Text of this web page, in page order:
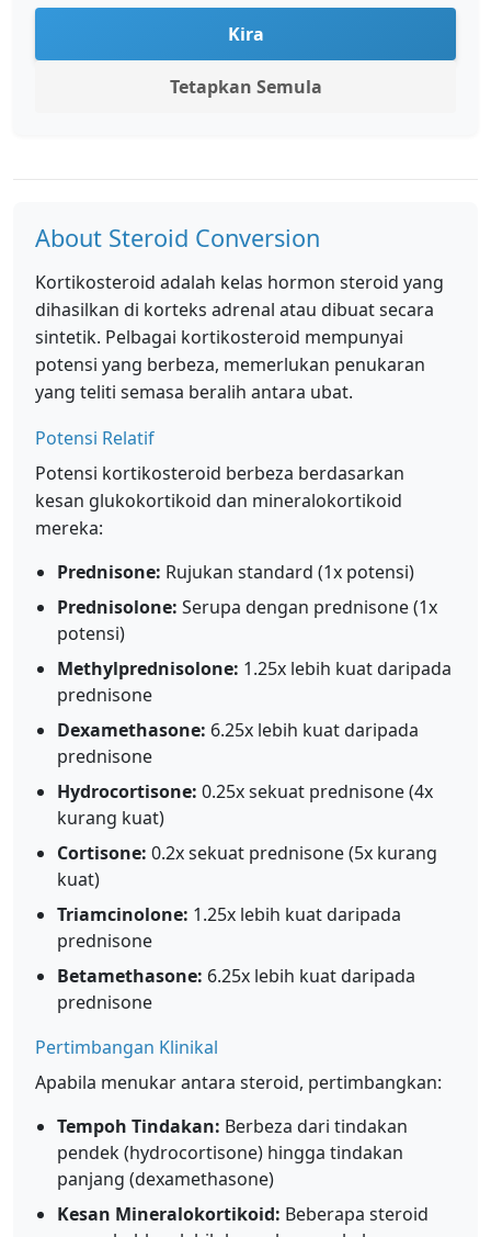
Kira
Tetapkan Semula
About Steroid Conversion
Kortikosteroid adalah kelas hormon steroid yang
dihasilkan di korteks adrenal atau dibuat secara
sintetik. Pelbagai kortikosteroid mempunyai
potensi yang berbeza, memerlukan penukaran
yang teliti semasa beralih antara ubat.
Potensi Relatif
Potensi kortikosteroid berbeza berdasarkan
kesan glukokortikoid dan mineralokortikoid
mereka:
Prednisone: Rujukan standard (1x potensi)
Prednisolone: Serupa dengan prednisone (1x
potensi)
Methylprednisolone: 1.25x lebih kuat daripada
prednisone
Dexamethasone: 6.25x lebih kuat daripada
prednisone
Hydrocortisone: 0.25x sekuat prednisone (4x
kurang kuat)
Cortisone: 0.2x sekuat prednisone (5x kurang
kuat)
Triamcinolone: 1.25x lebih kuat daripada
prednisone
Betamethasone: 6.25x lebih kuat daripada
prednisone
Pertimbangan Klinikal
Apabila menukar antara steroid, pertimbangkan:
Tempoh Tindakan: Berbeza dari tindakan
pendek (hydrocortisone) hingga tindakan
panjang (dexamethasone)
Kesan Mineralokortikoid: Beberapa steroid